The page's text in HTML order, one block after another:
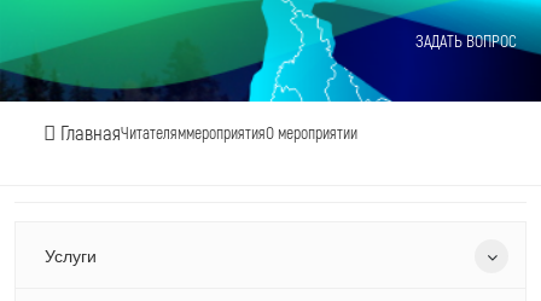
ЗАДАТЬ ВОПРОС
ГлавнаяЧитателяммероприятияО мероприятии
Услуги